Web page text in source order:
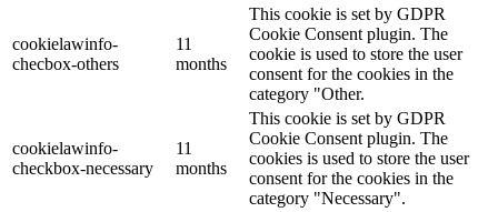
cookielawinfo-
checbox-others
11
months
This cookie is set by GDPR
Cookie Consent plugin. The
cookie is used to store the user
consent for the cookies in the
category "Other.
cookielawinfo-
checkbox-necessary
11
months
This cookie is set by GDPR
Cookie Consent plugin. The
cookies is used to store the user
consent for the cookies in the
category "Necessary".